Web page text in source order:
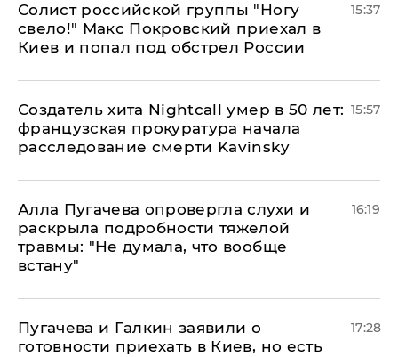
Солист российской группы "Ногу
свело!" Макс Покровский приехал в
Киев и попал под обстрел России
15:37
Создатель хита Nightcall умер в 50 лет:
французская прокуратура начала
расследование смерти Kavinsky
15:57
Алла Пугачева опровергла слухи и
раскрыла подробности тяжелой
травмы: "Не думала, что вообще
встану"
16:19
Пугачева и Галкин заявили о
готовности приехать в Киев, но есть
17:28